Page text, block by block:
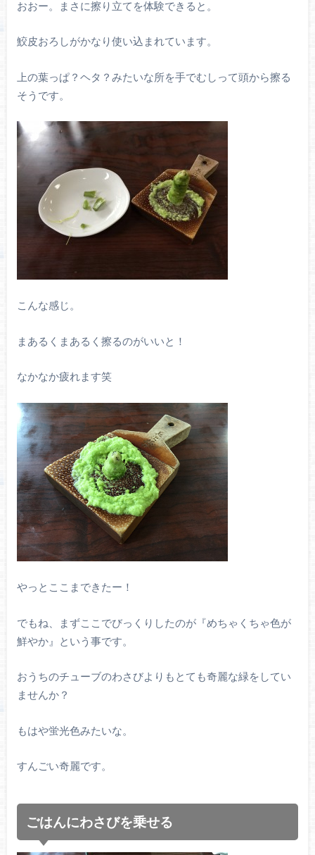
おおー。まさに擦り立てを体験できると。
鮫皮おろしがかなり使い込まれています。
上の葉っぱ？ヘタ？みたいな所を手でむしって頭から擦る
そうです。
こんな感じ。
まあるくまあるく擦るのがいいと！
なかなか疲れます笑
やっとここまできたー！
でもね、まずここでびっくりしたのが『めちゃくちゃ色が
鮮やか』という事です。
おうちのチューブのわさびよりもとても奇麗な緑をしてい
ませんか？
もはや蛍光色みたいな。
すんごい奇麗です。
ごはんにわさびを乗せる